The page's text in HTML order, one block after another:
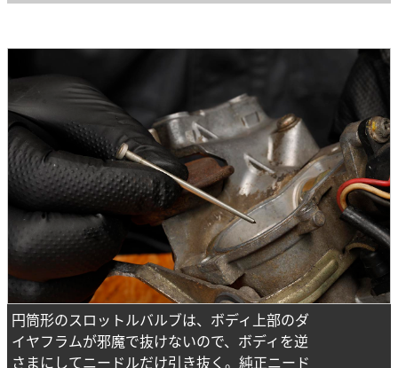
円筒形のスロットルバルブは、ボディ上部のダ
イヤフラムが邪魔で抜けないので、ボディを逆
さまにしてニードルだけ引き抜く。純正ニード